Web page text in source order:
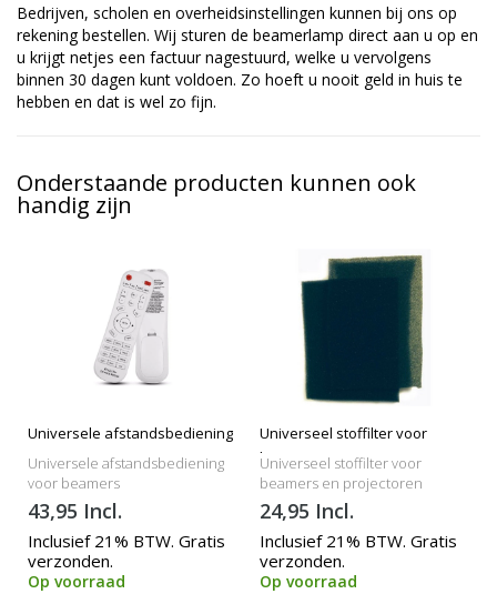
Bedrijven, scholen en overheidsinstellingen kunnen bij ons op
rekening bestellen. Wij sturen de beamerlamp direct aan u op en
u krijgt netjes een factuur nagestuurd, welke u vervolgens
binnen 30 dagen kunt voldoen. Zo hoeft u nooit geld in huis te
hebben en dat is wel zo fijn.
Onderstaande producten kunnen ook
handig zijn
Universele afstandsbediening
Universele afstandsbediening
voor beamers
43,95 Incl.
Inclusief 21% BTW. Gratis
verzonden.
Op voorraad
Universeel stoffilter voor
beamers
Universeel stoffilter voor
beamers en projectoren
24,95 Incl.
Inclusief 21% BTW. Gratis
verzonden.
Op voorraad